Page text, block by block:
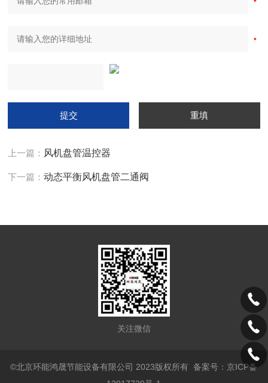
上一篇： 风机盘管温控器
下一篇：动态平衡风机盘管二通阀
关注微信
©北京环能鸿晟节能设备有限公司 2023版权所有备案号：京ICP备